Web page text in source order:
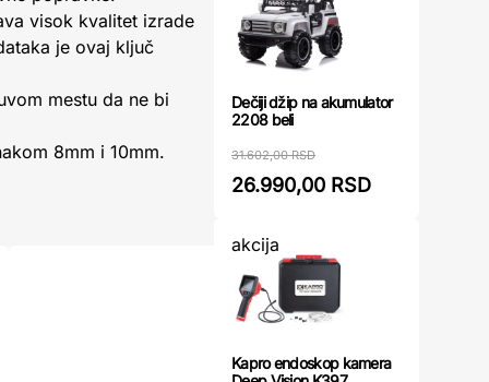
visok kvalitet izrade
je ovaj ključ
mestu da ne bi
8mm i 10mm.
Dečiji džip na akumulator
2208 beli
31.602,00 RSD
26.990,00 RSD
akcija
Kapro endoskop kamera